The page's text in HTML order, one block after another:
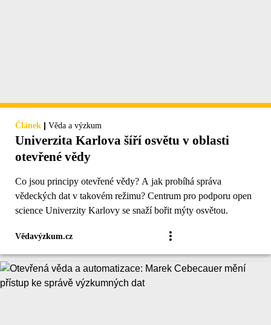
Článek | Věda a výzkum
Univerzita Karlova šíří osvětu v oblasti
otevřené vědy
Co jsou principy otevřené vědy? A jak probíhá správa
vědeckých dat v takovém režimu? Centrum pro podporu open
science Univerzity Karlovy se snaží bořit mýty osvětou.
Vědavýzkum.cz